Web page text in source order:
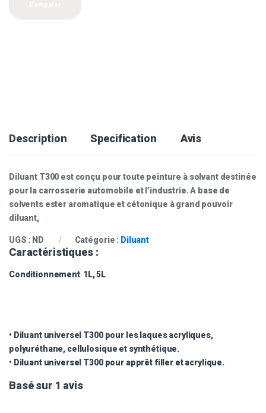
Description Specification Avis
Diluant T300 est conçu pour toute peinture à solvant destinée
pour la carrosserie automobile et l’industrie. A base de
solvents ester aromatique et cétonique à grand pouvoir
diluant,
UGS : ND Catégorie : Diluant
Caractéristiques :
Conditionnement 1L, 5L
• Diluant universel T300 pour les laques acryliques,
polyuréthane, cellulosique et synthétique.
• Diluant universel T300 pour apprêt filler et acrylique.
Basé sur 1 avis